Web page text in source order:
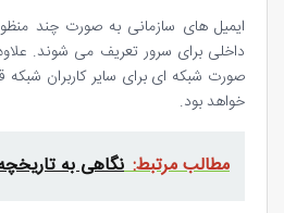
ایمیل های سازمانی به صورت چند
داخلی برای سرور تعریف می شوند. علاوه
صورت شبکه ای برای سایر کاربران شبکه
خواهد بود.
مطالب مرتبط: نگاهی به